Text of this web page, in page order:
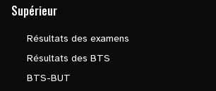
Supérieur
Résultats des examens
Résultats des BTS
BTS-BUT